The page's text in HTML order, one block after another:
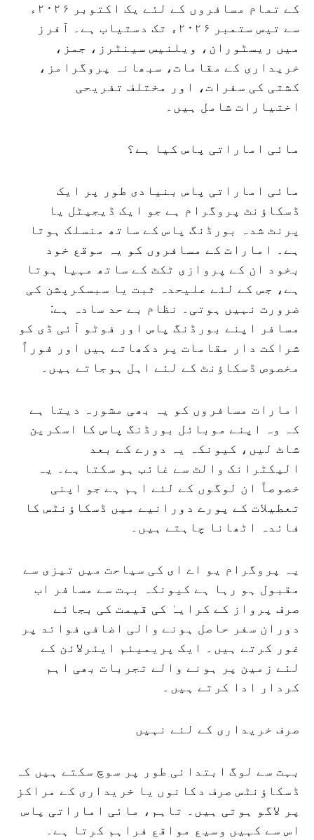
کے تمام مسافروں کے لئے یک اکتوبر ۲۰۲۶ء
سے تیس ستمبر ۲۰۲۶ء تک دستیاب ہے۔ آفرز
میں ریسٹوران، ویلنیس سینٹرز، جمز،
خریداری کے مقامات، سبھانہ پروگرامز،
کشتی کی سفرات، اور مختلف تفریحی
اختیارات شامل ہیں۔
مائی اماراتی پاس کیا ہے؟
مائی اماراتی پاس بنیادی طور پر ایک
ڈسکاؤنٹ پروگرام ہے جو ایک ڈیجیٹل یا
پرنٹ شدہ بورڈنگ پاس کے ساتھ منسلک ہوتا
ہے۔ امارات کے مسافروں کو یہ موقع خود
بخود ان کے پروازی ٹکٹ کے ساتھ مہیا ہوتا
ہے، جس کے لئے علیحدہ ثبت یا سبسکرپشن کی
ضرورت نہیں ہوتی۔ نظام بے حد سادہ ہے:
مسافر اپنے بورڈنگ پاس اور فوٹو آئی ڈی کو
شراکت دار مقامات پر دکھاتے ہیں اور فوراً
مخصوص ڈسکاؤنٹ کے لئے اہل ہوجاتے ہیں۔
امارات مسافروں کو یہ بھی مشورہ دیتا ہے
کہ وہ اپنے موبائل بورڈنگ پاس کا اسکرین
شاٹ لیں، کیونکہ یہ دورے کے بعد
الیکٹرانک والٹ سے غائب ہو سکتا ہے۔ یہ
خصوصاً ان لوگوں کے لئے اہم ہے جو اپنی
تعطیلات کے پورے دورانیے میں ڈسکاؤنٹس کا
فائدہ اٹھانا چاہتے ہیں۔
یہ پروگرام یو اے ای کی سیاحت میں تیزی سے
مقبول ہو رہا ہے کیونکہ بہت سے مسافر اب
صرف پرواز کے کرایہٰ کی قیمت کی بجائے
دوران سفر حاصل ہونے والی اضافی فوائد پر
غور کرتے ہیں۔ ایک پریمیئم ایئرلائن کے
لئے زمین پر ہونے والے تجربات بھی اہم
کردار ادا کرتے ہیں۔
صرف خریداری کے لئے نہیں
بہت سے لوگ ابتدائی طور پر سوچ سکتے ہیں کہ
ڈسکاؤنٹس صرف دکانوں یا خریداری کے مراکز
پر لاگو ہوتی ہیں۔ تاہم، مائی اماراتی پاس
اس سے کہیں وسیع مواقع فراہم کرتا ہے۔